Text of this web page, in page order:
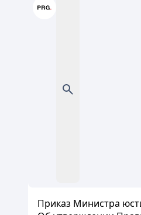
Приказ Министра